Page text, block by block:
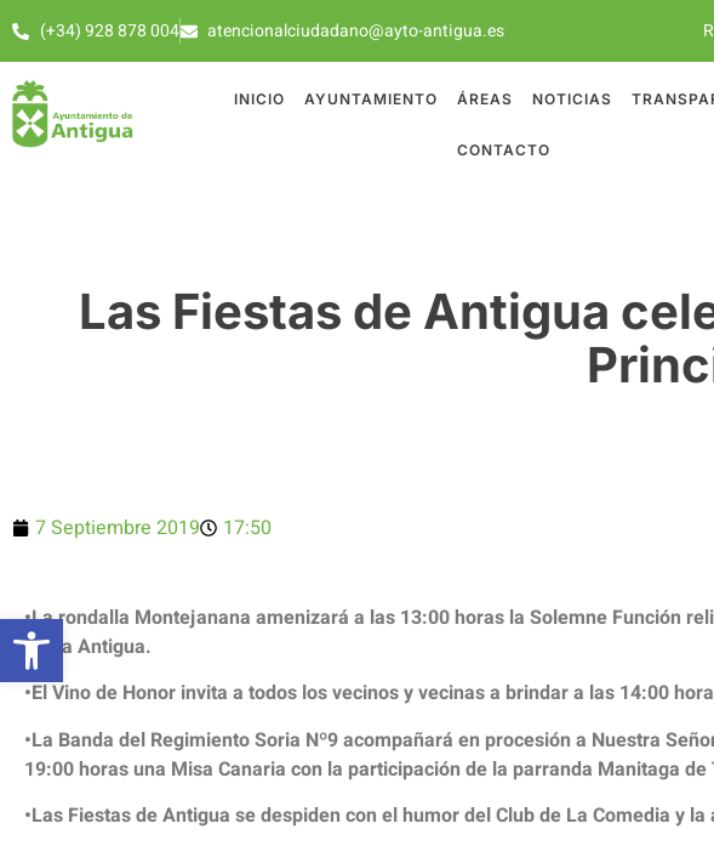
(+34) 928 878 004 atencionalciudadano@ayto-antigua.es
INICIO AYUNTAMIENTO ÁREAS NOTICIAS
CONTACTO
Las Fiestas de Antigua
7 Septiembre 2019 17:50
•La rondalla Montejanana amenizará a las 13:00 horas la Solemne Función
de La Antigua.
•El Vino de Honor invita a todos los vecinos y vecinas a brindar a las 14:00
•La Banda del Regimiento Soria Nº9 acompañará en procesión a Nuestra
19:00 horas una Misa Canaria con la participación de la parranda Manitaga de
•Las Fiestas de Antigua se despiden con el humor del Club de La Comedia y
Abrir barra de herramientas